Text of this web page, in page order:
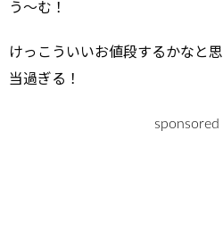
う～む！
けっこういいお値段するかなと
当過ぎる！
sponsored